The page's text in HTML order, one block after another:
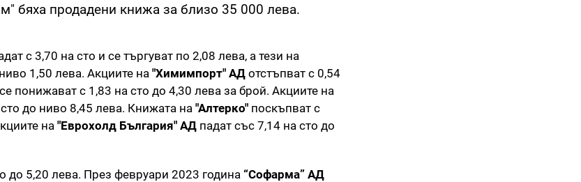
бяха продадени книжа за близо 35 000 лева.
с 3,70 на сто и се търгуват по 2,08 лева, а тези на
1,50 лева. Акциите на "Химимпорт" АД отстъпват с 0,54
понижават с 1,83 на сто до 4,30 лева за брой. Акциите на
до ниво 8,45 лева. Книжата на "Алтерко" поскъпват с
на "Еврохолд България" АД падат със 7,14 на сто до
до 5,20 лева. През февруари 2023 година “Софарма” АД